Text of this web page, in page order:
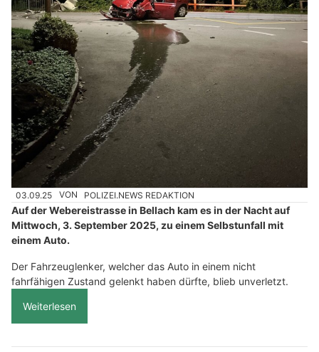
03.09.25 VON POLIZEI.NEWS REDAKTION
Auf der Webereistrasse in Bellach kam es in der Nacht auf
Mittwoch, 3. September 2025, zu einem Selbstunfall mit
einem Auto.
Der Fahrzeuglenker, welcher das Auto in einem nicht
fahrfähigen Zustand gelenkt haben dürfte, blieb unverletzt.
Weiterlesen